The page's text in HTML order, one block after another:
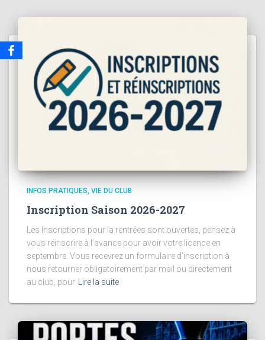
INFOS PRATIQUES VIE DU CLUB
Inscription Saison 2026-2027
Les Inscriptions pour la rentrées sont ouvertes, pensez à
vous réinscrire à l’avance pour avoir votre licence en
septembre. Vous recevrez un formulaire d’inscription à
nous retourner obligatoirement par mail ou directement
au club, pour
Lire la suite